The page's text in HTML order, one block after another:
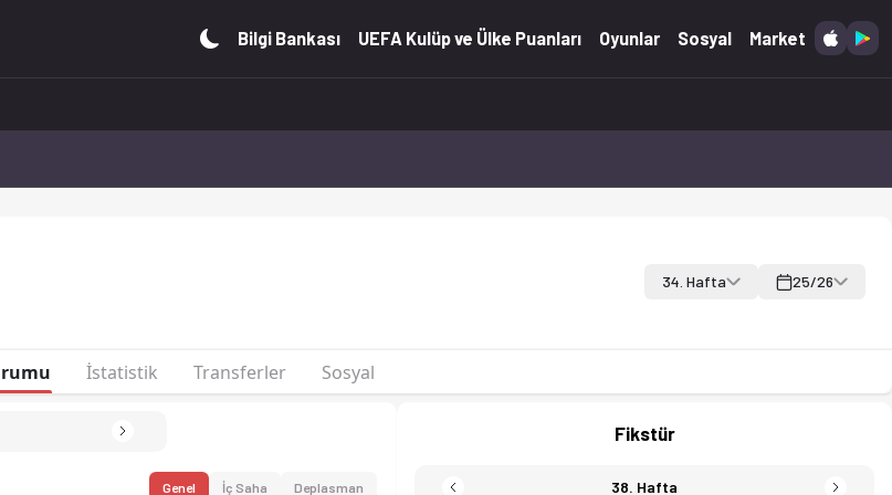
canlı takip et. Gol krallığı ve kart istatistikleri dahil.
Bilgi Bankası UEFA Kulüp ve Ülke Puanları Oyunlar Sosyal Market
34. Hafta 25/26
İstatistik Transferler Sosyal
Genel İç Saha Deplasman
Fikstür
38. Hafta